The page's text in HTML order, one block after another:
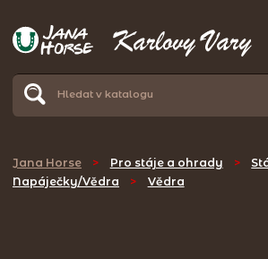
Jana Horse > Pro stáje a ohrady >
Napáječky/Vědra
> Vědra